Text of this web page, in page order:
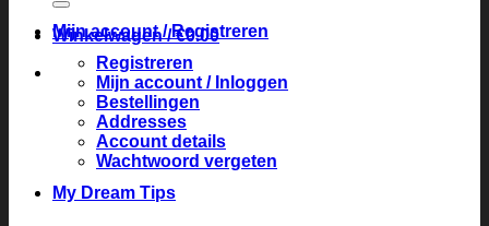
Winkelwagen /€0.00
Mijn account / Registreren
Registreren
Mijn account / Inloggen
Bestellingen
Addresses
Account details
Wachtwoord vergeten
My Dream Tips